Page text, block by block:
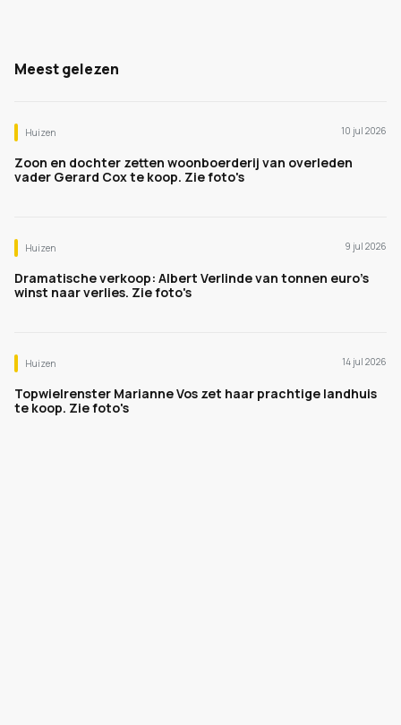
Meest gelezen
Huizen 10 jul 2026
Zoon en dochter zetten woonboerderij van overleden
vader Gerard Cox te koop. Zie foto's
Huizen 9 jul 2026
Dramatische verkoop: Albert Verlinde van tonnen euro's
winst naar verlies. Zie foto's
Huizen 14 jul 2026
Topwielrenster Marianne Vos zet haar prachtige landhuis
te koop. Zie foto's